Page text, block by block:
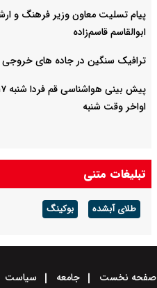
پیام تسلیت معاون وزیر فرهنگ و
ابوالقاسم قاسم‌زاده
ترافیک سنگین در جاده های خروجی
اواخر وقت شنبه
تبلیغات متنی
طلای آبشده بوکینگ
صفحه نخست جامعه سیاست